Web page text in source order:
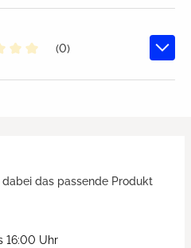
(0)
das passende Produkt
16:00 Uhr